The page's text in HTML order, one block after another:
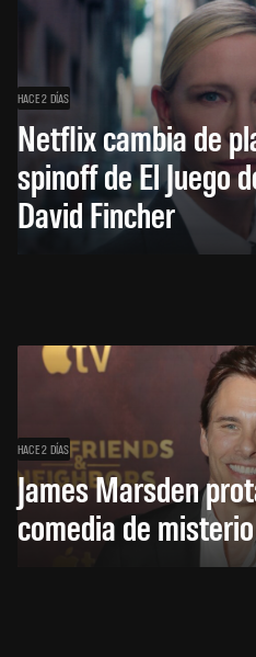
HACE 2 DÍAS
Netflix cambia de
spinoff de El Juego
David Fincher
HACE 2 DÍAS
James Marsden
comedia de